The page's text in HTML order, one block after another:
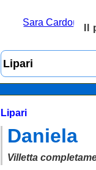
Lipari
Daniela
Villetta